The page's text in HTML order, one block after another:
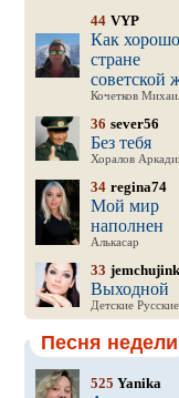
44 VYP
Как
стране
советской
Кочетков
36 sever56
Без тебя
Хоралов
34 regina74
Мой мир
наполнен
Алькасар
33
Выходной
Детские Русские
Песня недели
525 Yanika